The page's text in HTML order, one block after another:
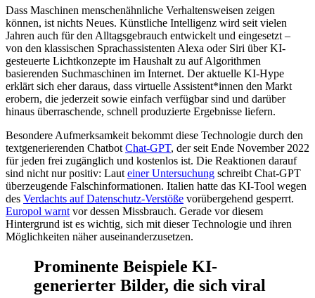
Dass Maschinen menschenähnliche Verhaltensweisen zeigen
können, ist nichts Neues. Künstliche Intelligenz wird seit vielen
Jahren auch für den Alltagsgebrauch entwickelt und eingesetzt –
von den klassischen Sprachassistenten Alexa oder Siri über KI-
gesteuerte Lichtkonzepte im Haushalt zu auf Algorithmen
basierenden Suchmaschinen im Internet. Der aktuelle KI-Hype
erklärt sich eher daraus, dass virtuelle Assistent*innen den Markt
erobern, die jederzeit sowie einfach verfügbar sind und darüber
hinaus überraschende, schnell produzierte Ergebnisse liefern.
Besondere Aufmerksamkeit bekommt diese Technologie durch den
textgenerierenden ChatbotChat-GPT, der seit Ende November 2022
für jeden frei zugänglich und kostenlos ist. Die Reaktionen darauf
sind nicht nur positiv: Lauteiner Untersuchung schreibt Chat-GPT
überzeugende Falschinformationen. Italien hatte das KI-Tool wegen
des Verdachts auf Datenschutz-Verstöße vorübergehend gesperrt.
Europol warntvor dessen Missbrauch. Gerade vor diesem
Hintergrund ist es wichtig, sich mit dieser Technologie und ihren
Möglichkeiten näher auseinanderzusetzen.
Prominente Beispiele KI-
generierter Bilder, die sich viral